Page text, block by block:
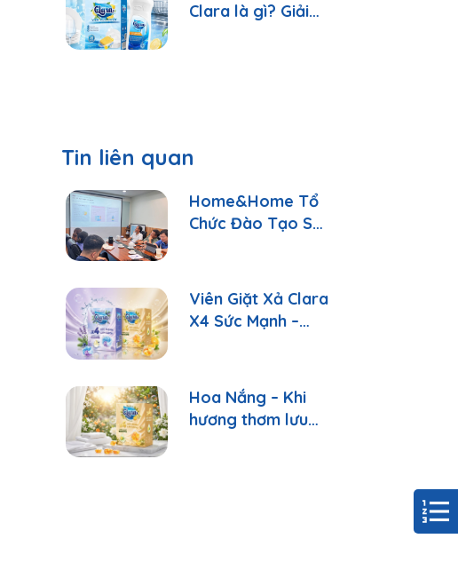
Clara là gì? Giải
Tin liên quan
Home&Home Tổ
Chức Đào Tạo Sản
Hơn
Viên Giặt Xả Clara
X4 Sức Mạnh –
Hoa Nắng – Khi
hương thơm lưu